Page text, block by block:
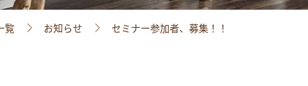
覧 お知らせ セミナー参加者、募集！！